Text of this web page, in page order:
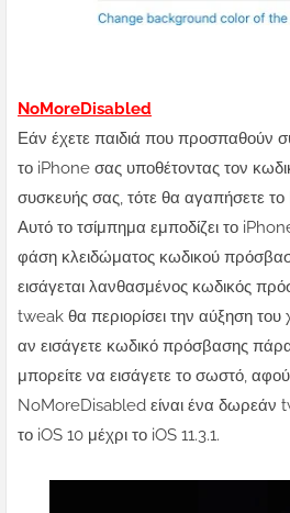
NoMoreDisabled
Εάν έχετε παιδιά που προσπαθούν
το iPhone σας υποθέτοντας τον
συσκευής σας, τότε θα αγαπήσετε
Αυτό το τσίμπημα εμποδίζει το
φάση κλειδώματος κωδικού
εισάγεται λανθασμένος κωδικός
tweak θα περιορίσει την αύξηση
αν εισάγετε κωδικό πρόσβασης
μπορείτε να εισάγετε το σωστό,
NoMoreDisabled είναι ένα δωρεάν
το iOS 10 μέχρι το iOS 11.3.1.